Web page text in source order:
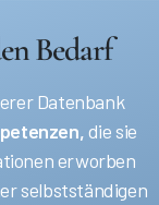
Bedarf
Datenbank
die sie
erworben
selbstständigen